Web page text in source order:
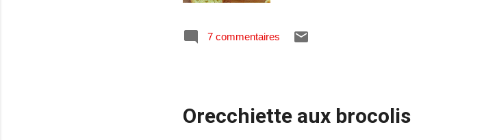
Schiacciata Fiorentina Torta Barozzi
7 commentaires
Orecchiette aux brocolis